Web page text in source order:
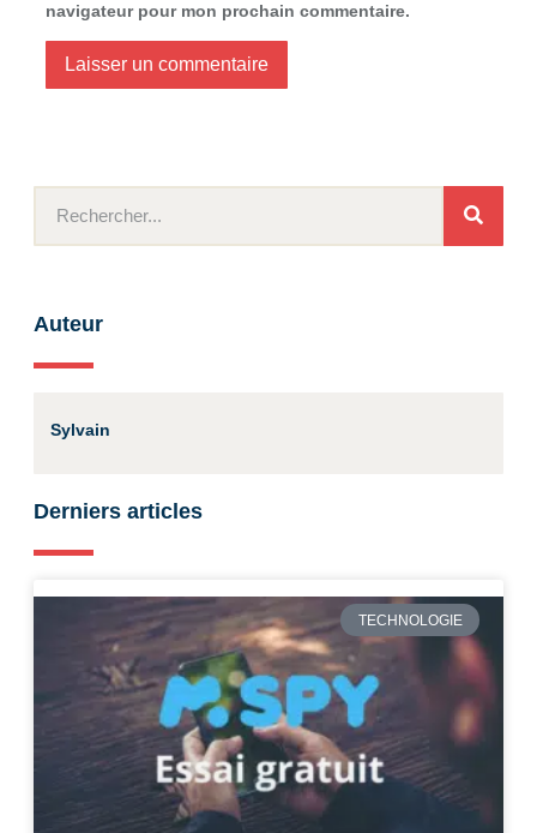
navigateur pour mon prochain commentaire.
Auteur
Sylvain
Derniers articles
TECHNOLOGIE